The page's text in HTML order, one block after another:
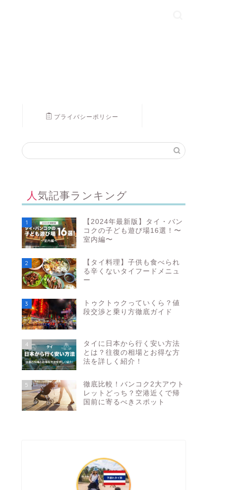
プライバシーポリシー
人気記事ランキング
1
【2024年最新版】タイ・バン
コクの子ども遊び場16選！〜
室内編〜
2
【タイ料理】子供も食べられ
る辛くないタイフードメニュ
ー
3
トゥクトゥクっていくら？値
段交渉と乗り方徹底ガイド
4
タイに日本から行く安い方法
とは？往復の相場とお得な方
法を詳しく紹介！
5
徹底比較！バンコク2大アウト
レットどっち？空港近くで帰
国前に寄るべきスポット